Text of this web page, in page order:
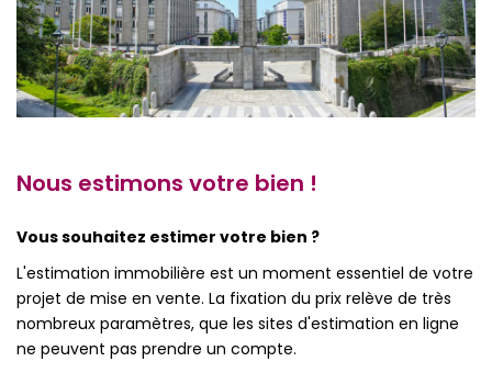
Qui Sommes-Nous
Notre Équipe
Partenariats
Nos Actualités
ESPACE CLIENT
Gestion Locative
Mon Compte
Nous estimons votre bien !
Vous souhaitez estimer votre bien ?
L'estimation immobilière est un moment essentiel de votre
projet de mise en vente. La fixation du prix relève de très
nombreux paramètres, que les sites d'estimation en ligne
ne peuvent pas prendre un compte.